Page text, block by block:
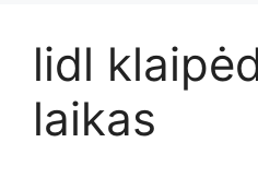
lidl
laikas